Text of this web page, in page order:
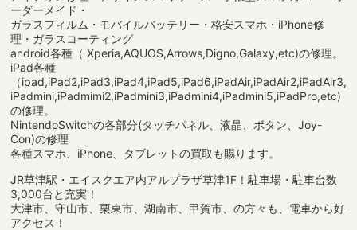
ーダーメイド・
ガラスフィルム・モバイルバッテリー・格安スマホ・iPhone修
理・ガラスコーティング
android各種（ Xperia,AQUOS,Arrows,Digno,Galaxy,etc)の修理。
iPad各種
（ipad,iPad2,iPad3,iPad4,iPad5,iPad6,iPadAir,iPadAir2,iPadAir3,
iPadmini,iPadmimi2,iPadmini3,iPadmini4,iPadmini5,iPadPro,etc)
の修理。
NintendoSwitchの各部分(タッチパネル、液晶、ボタン、Joy-
Con)の修理
各種スマホ、iPhone、タブレットの買取も賜ります。
JR草津駅・エイスクエア内アルプラザ草津1F！駐車場・駐車台数
3,000台と充実！
大津市、守山市、栗東市、湖南市、甲賀市、の方々も、電車から好
アクセス！